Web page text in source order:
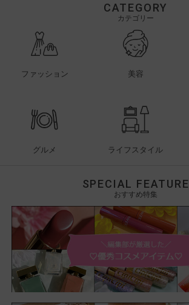
CATEGORY
カテゴリー
ファッション 美容
グルメ ライフスタイル
SPECIAL FEATURE
おすすめ特集